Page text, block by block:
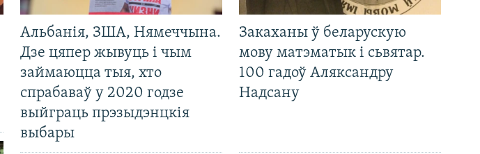
Альбанія, ЗША, Нямеччына.
Дзе цяпер жывуць і чым
займаюцца тыя, хто
спрабаваў у 2020 годзе
выйграць прэзыдэнцкія
выбары
Закаханы ў беларускую
мову матэматык і сьвятар.
100 гадоў Аляксандру
Надсану